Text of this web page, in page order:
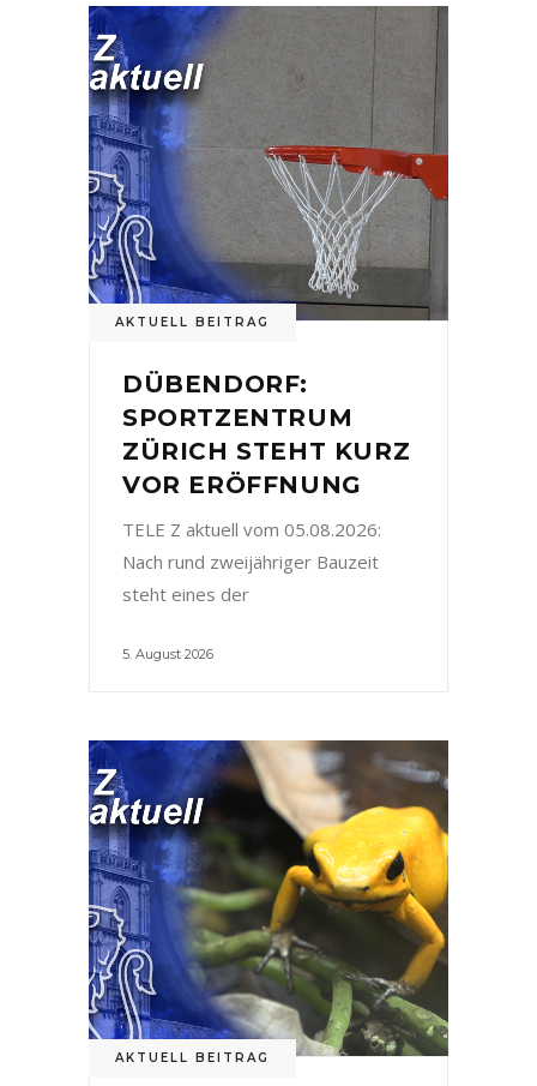
AKTUELL BEITRAG
DÜBENDORF:
SPORTZENTRUM
ZÜRICH STEHT KURZ
VOR ERÖFFNUNG
TELE Z aktuell vom 05.08.2026:
Nach rund zweijähriger Bauzeit
steht eines der
5. August 2026
AKTUELL BEITRAG